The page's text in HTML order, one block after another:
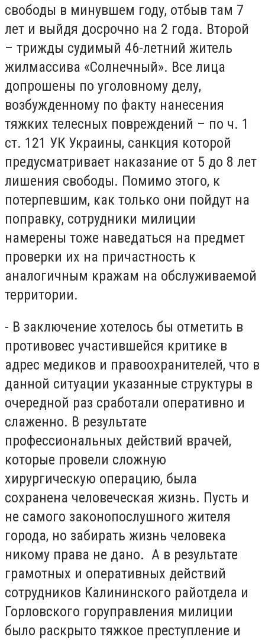
свободы в минувшем году, отбыв там 7
лет и выйдя досрочно на 2 года. Второй
– трижды судимый 46-летний житель
жилмассива «Солнечный». Все лица
допрошены по уголовному делу,
возбужденному по факту нанесения
тяжких телесных повреждений – по ч. 1
ст. 121 УК Украины, санкция которой
предусматривает наказание от 5 до 8 лет
лишения свободы. Помимо этого, к
потерпевшим, как только они пойдут на
поправку, сотрудники милиции
намерены тоже наведаться на предмет
проверки их на причастность к
аналогичным кражам на обслуживаемой
территории.
- В заключение хотелось бы отметить в
противовес участившейся критике в
адрес медиков и правоохранителей, что в
данной ситуации указанные структуры в
очередной раз сработали оперативно и
слаженно. В результате
профессиональных действий врачей,
которые провели сложную
хирургическую операцию, была
сохранена человеческая жизнь. Пусть и
не самого законопослушного жителя
города, но забирать жизнь человека
никому права не дано. А в результате
грамотных и оперативных действий
сотрудников Калининского райотдела и
Горловского горуправления милиции
было раскрыто тяжкое преступление и